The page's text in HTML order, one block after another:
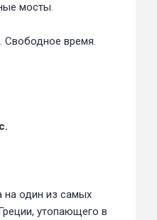
мосты.
Свободное время.
один из самых
утопающего в